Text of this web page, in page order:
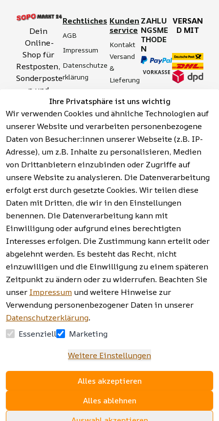
Ihre Privatsphäre ist uns wichtig
Wir verwenden Cookies und ähnliche Technologien auf
unserer Website und verarbeiten personenbezogene
Daten von Besucher:innen unserer Webseite (z.B. IP-
Adresse), um z.B. Inhalte zu personalisieren, Medien
von Drittanbietern einzubinden oder Zugriffe auf
unsere Website zu analysieren. Die Datenverarbeitung
erfolgt erst durch gesetzte Cookies. Wir teilen diese
Daten mit Dritten, die wir in den Einstellungen
benennen. Die Datenverarbeitung kann mit
Einwilligung oder aufgrund eines berechtigten
Interesses erfolgen. Die Zustimmung kann erteilt oder
abgelehnt werden. Es besteht das Recht, nicht
einzuwilligen und die Einwilligung zu einem späteren
Zeitpunkt zu ändern oder zu widerrufen. Beachten Sie
unser Impressum und weitere Hinweise zur
Verwendung personenbezogener Daten in unserer
Datenschutzerklärung.
Essenziell
Marketing
Weitere Einstellungen
Alles akzeptieren
Alles ablehnen
Dein
Online-
Shop für
Restposten,
Sonderposte
n und
Aktionsartik
el rund um
Werkzeuge,
Garten,
Haushalt
und mehr.
Vertrag
widerrufen
Rechtliches
AGB
Impressum
Datenschutze
rklärung
tserklärung
Widerrufsrech
t
Hinweise zur
Batterieentso
rgung
Kunden
service
Kontakt
Versand
&
Lieferung
&
Sicherhei
t
Häufige
Fragen
(FAQ)
ZAHLU
NGSME
THODE
N
VERSAN
D MIT
Facebook |
Instagram |
Newsletter
AGB | Impressum |
Datenschutzerklärung |
Barrierefreiheitserklärung |
Widerrufsrecht